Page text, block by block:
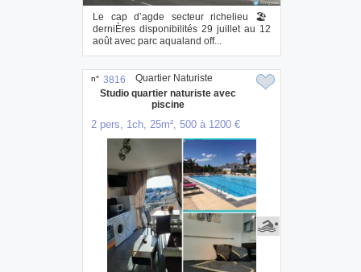
Le cap d’agde secteur richelieu 🏖️
derniÈres disponibilités 29 juillet au 12
août avec parc aqualand off...
n° 3816
Studio quartier naturiste avec
piscine
2 pers, 1ch, 25m², 500 à 1200 €
Quartier Naturiste